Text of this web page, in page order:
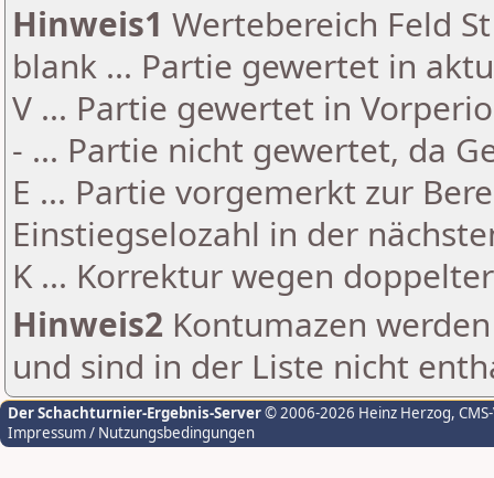
Hinweis1 Wertebereich Feld
blank ... Partie gewertet in
V ... Partie gewertet in
- ... Partie nicht gewertet, da
E ... Partie vorgemerkt zur
Einstiegselozahl in der
K ... Korrektur wegen
Hinweis2 Kontumazen
und sind in der Liste nicht
Der Schachturnier-Ergebnis-Server© 2006-2026 Heinz Herzog,
Impressum / Nutzungsbedingungen